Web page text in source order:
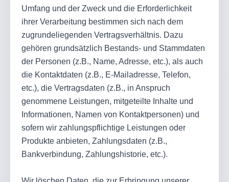
Umfang und der Zweck und die Erforderlichkeit
ihrer Verarbeitung bestimmen sich nach dem
zugrundeliegenden Vertragsverhältnis. Dazu
gehören grundsätzlich Bestands- und Stammdaten
der Personen (z.B., Name, Adresse, etc.), als auch
die Kontaktdaten (z.B., E-Mailadresse, Telefon,
etc.), die Vertragsdaten (z.B., in Anspruch
genommene Leistungen, mitgeteilte Inhalte und
Informationen, Namen von Kontaktpersonen) und
sofern wir zahlungspflichtige Leistungen oder
Produkte anbieten, Zahlungsdaten (z.B.,
Bankverbindung, Zahlungshistorie, etc.).